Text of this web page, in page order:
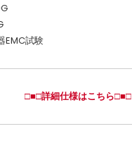
EMC試験
□■□詳細仕様はこちら□■□